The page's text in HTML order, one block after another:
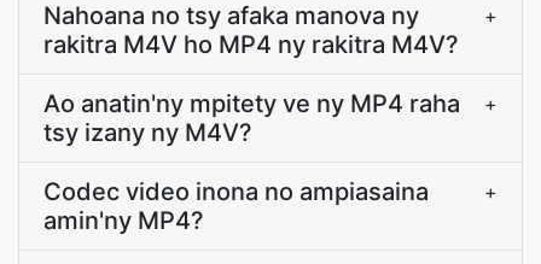
Nahoana no tsy afaka manova ny
rakitra M4V ho MP4 ny rakitra M4V?
+
Ao anatin'ny mpitety ve ny MP4 raha
tsy izany ny M4V?
+
Codec video inona no ampiasaina
amin'ny MP4?
+